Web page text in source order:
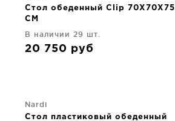
Стол обеденный Clip 70X70X75
CM
В наличии 29 шт.
20 750 руб
Nardi
Стол пластиковый обеденный